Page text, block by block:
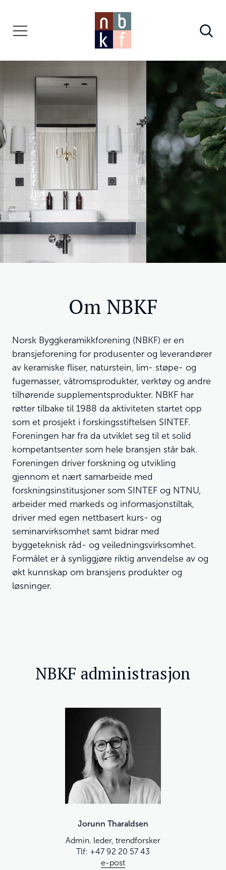
Om NBKF
Norsk Byggkeramikkforening (NBKF) er en
bransjeforening for produsenter og leverandører
av keramiske fliser, naturstein, lim- støpe- og
fugemasser, våtromsprodukter, verktøy og andre
tilhørende supplementsprodukter. NBKF har
røtter tilbake til 1988 da aktiviteten startet opp
som et prosjekt i forskingsstiftelsen SINTEF.
Foreningen har fra da utviklet seg til et solid
kompetantsenter som hele bransjen står bak.
Foreningen driver forskning og utvikling
gjennom et nært samarbeide med
forskningsinstitusjoner som SINTEF og NTNU,
arbeider med markeds og informasjonstiltak,
driver med egen nettbasert kurs- og
seminarvirksomhet samt bidrar med
byggeteknisk råd- og veiledningsvirksomhet.
Formålet er å synliggjøre riktig anvendelse av og
økt kunnskap om bransjens produkter og
løsninger.
NBKF administrasjon
Jorunn Tharaldsen
Admin. leder, trendforsker
Tlf: +47 92 20 57 43
e-post